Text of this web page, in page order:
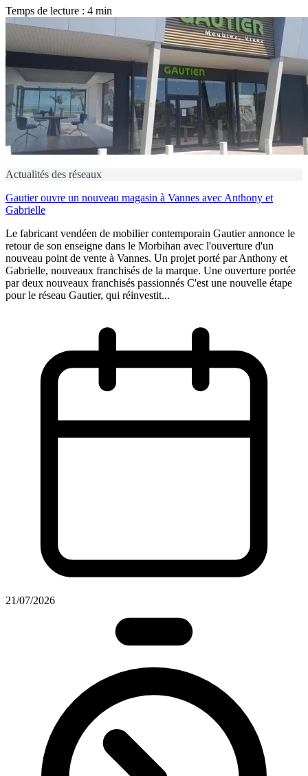
Temps de lecture : 4 min
Actualités des réseaux
Gautier ouvre un nouveau magasin à Vannes avec Anthony et
Gabrielle
Le fabricant vendéen de mobilier contemporain Gautier annonce le
retour de son enseigne dans le Morbihan avec l'ouverture d'un
nouveau point de vente à Vannes. Un projet porté par Anthony et
Gabrielle, nouveaux franchisés de la marque. Une ouverture portée
par deux nouveaux franchisés passionnés C'est une nouvelle étape
pour le réseau Gautier, qui réinvestit...
21/07/2026